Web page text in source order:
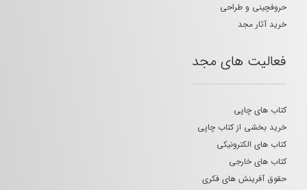
حروفچینی و طراحی
خرید آثار مجد
فعالیت های مجد
کتاب های چاپی
خرید بخشی از کتاب چاپی
کتاب های الکترونیکی
کتاب های خارجی
حقوق آفرینش های فکری